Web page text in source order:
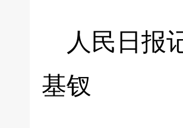
人民日报
基钗